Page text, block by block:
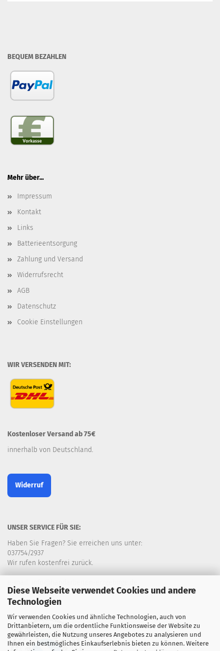
Diese Webseite verwendet Cookies und andere
Technologien
Wir verwenden Cookies und ähnliche Technologien, auch von
Drittanbietern, um die ordentliche Funktionsweise der Website zu
gewährleisten, die Nutzung unseres Angebotes zu analysieren und
Ihnen ein bestmögliches Einkaufserlebnis bieten zu können. Weitere
BEQUEM BEZAHLEN
Mehr über...
Impressum
Kontakt
Links
Batterieentsorgung
Zahlung und Versand
Widerrufsrecht
AGB
Datenschutz
Cookie Einstellungen
WIR VERSENDEN MIT:
Kostenloser Versand ab 75€
innerhalb von Deutschland.
Widerruf
UNSER SERVICE FÜR SIE:
Haben Sie Fragen? Sie erreichen uns unter:
037754/2937
Wir rufen kostenfrei zurück.